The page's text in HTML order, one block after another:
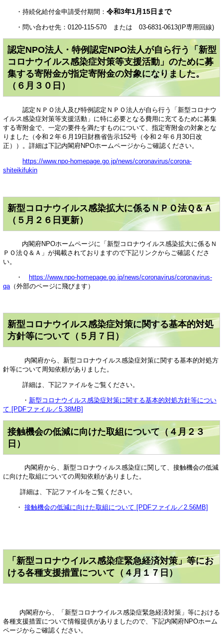
・持続化給付金申請受付期間： 令和3年1月15日まで
・問い合わせ先：0120-115-570 または 03-6831-0613(IP専用回線)
認定NPO法人・特例認定NPO法人が自ら行う「新型
コロナウイルス感染症対策等支援活動」のために募
集する寄附金が指定寄附金の対象になりました。
（６月３０日）
認定ＮＰＯ法人及び特例認定ＮＰＯ法人が自ら行う「新型コロナウ
イルス感染症対策等支援活動」に特に必要となる費用に充てるために募集
する寄附金で、一定の要件を満たすものについて、指定寄附金の対象とな
りました（令和２年６月19日財務省告示152号（令和２年６月30日改
正））。詳細は下記内閣府NPOホームページからご確認ください。
https://www.npo-homepage.go.jp/news/coronavirus/corona-
shiteikifukin
新型コロナウイルス感染拡大に係るＮＰＯ法Ｑ＆Ａ
（５月２６日更新）
内閣府NPOホームページに「新型コロナウイルス感染拡大に係るＮ
ＰＯ法Ｑ＆Ａ」が掲載されておりますので下記リンクからご確認くださ
い。
・
https://www.npo-homepage.go.jp/news/coronavirus/coronavirus-
qa（外部のページに飛びます）
新型コロナウイルス感染症対策に関する基本的対処
方針等について（５月７日）
内閣府から、新型コロナウイルス感染症対策に関する基本的対処方
針等について周知依頼がありました。
詳細は、下記ファイルをご覧ください。
・ 新型コロナウイルス感染症対策に関する基本的対処方針等につい
て [PDFファイル／5.38MB]
接触機会の低減に向けた取組について（４月２３
日）
内閣府から、新型コロナウィルス感染症に関して、接触機会の低減
に向けた取組についての周知依頼がありました。
詳細は、下記ファイルをご覧ください。
・ 接触機会の低減に向けた取組について [PDFファイル／2.56MB]
「新型コロナウイルス感染症緊急経済対策」等にお
ける各種支援措置について（４月１７日）
内閣府から、「新型コロナウイルス感染症緊急経済対策」等における
各種支援措置について情報提供がありましたので、下記内閣府NPOホーム
ページからご確認ください。